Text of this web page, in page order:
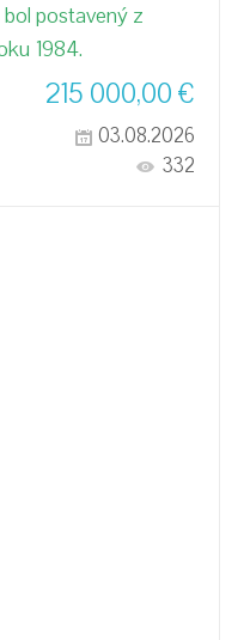
postavený z
1984.
215 000,00€
03.08.2026
332